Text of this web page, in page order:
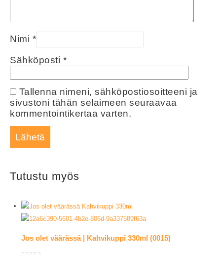
Nimi *
Sähköposti *
Tallenna nimeni, sähköpostiosoitteeni ja
sivustoni tähän selaimeen seuraavaa
kommentointikertaa varten.
Tutustu myös
Jos olet väärässä | Kahvikuppi 330ml (0015)